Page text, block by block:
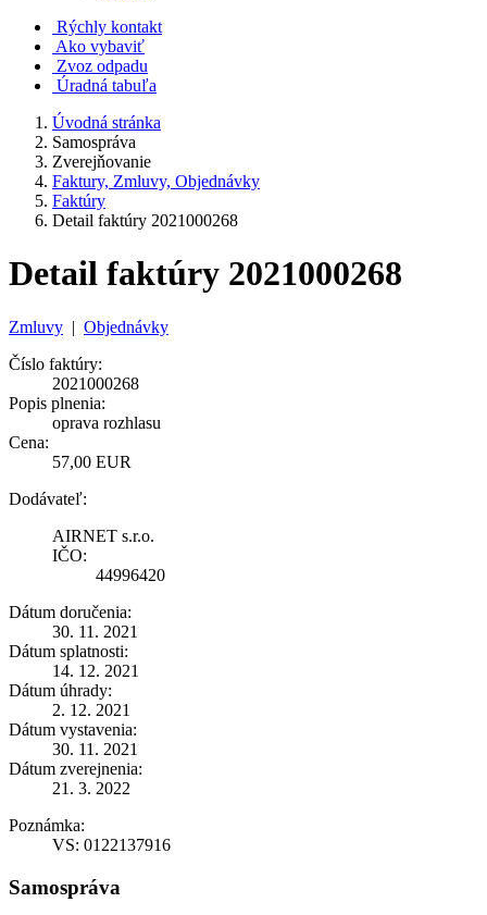
Rýchly kontakt
Ako vybaviť
Zvoz odpadu
Úradná tabuľa
Úvodná stránka
Samospráva
Zverejňovanie
Faktury, Zmluvy, Objednávky
Faktúry
Detail faktúry 2021000268
Detail faktúry 2021000268
Zmluvy | Objednávky
Číslo faktúry:
2021000268
Popis plnenia:
oprava rozhlasu
Cena:
57,00 EUR
Dodávateľ:
AIRNET s.r.o.
IČO:
44996420
Dátum doručenia:
30. 11. 2021
Dátum splatnosti:
14. 12. 2021
Dátum úhrady:
2. 12. 2021
Dátum vystavenia:
30. 11. 2021
Dátum zverejnenia:
21. 3. 2022
Poznámka:
VS: 0122137916
Samospráva